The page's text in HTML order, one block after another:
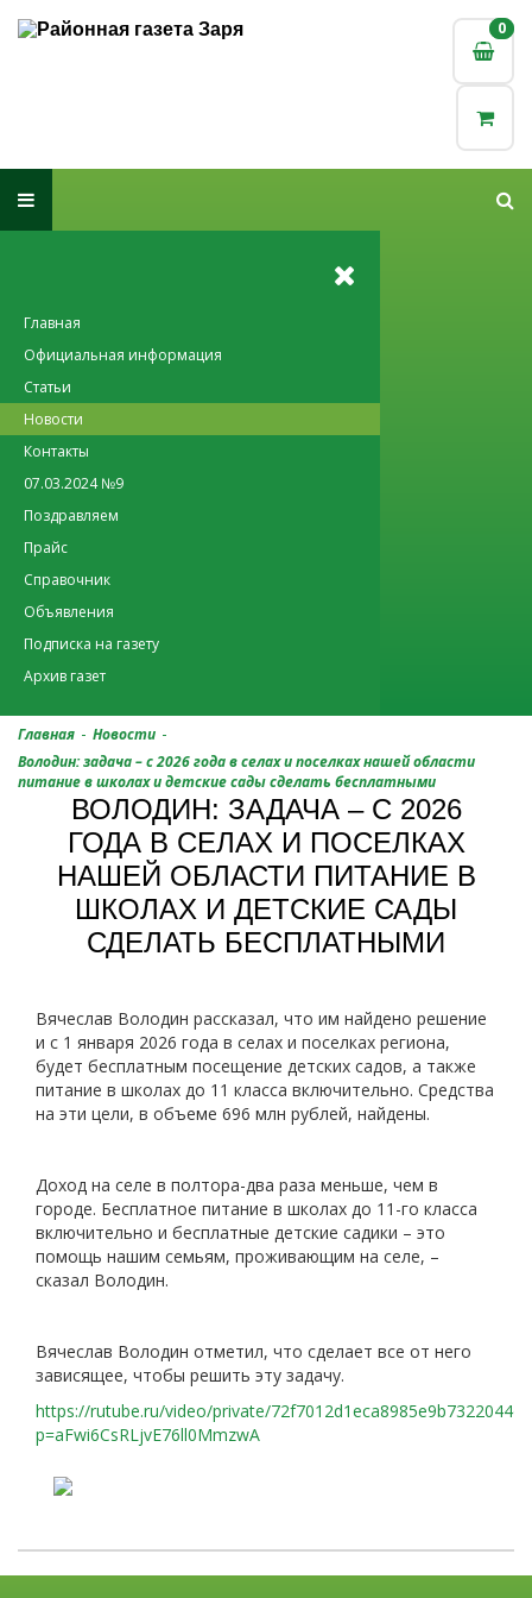
0
0
Главная
Официальная информация
Статьи
Новости
Контакты
07.03.2024 №9
Поздравляем
Прайс
Справочник
Объявления
Подписка на газету
Архив газет
Главная - Новости -
Володин: задача – с 2026 года в селах и поселках нашей области
питание в школах и детские сады сделать бесплатными
ВОЛОДИН: ЗАДАЧА – С 2026
ГОДА В СЕЛАХ И ПОСЕЛКАХ
НАШЕЙ ОБЛАСТИ ПИТАНИЕ В
ШКОЛАХ И ДЕТСКИЕ САДЫ
СДЕЛАТЬ БЕСПЛАТНЫМИ
Вячеслав Володин рассказал, что им найдено решение
и с 1 января 2026 года в селах и поселках региона,
будет бесплатным посещение детских садов, а также
питание в школах до 11 класса включительно. Средства
на эти цели, в объеме 696 млн рублей, найдены.
Доход на селе в полтора-два раза меньше, чем в
городе. Бесплатное питание в школах до 11-го класса
включительно и бесплатные детские садики – это
помощь нашим семьям, проживающим на селе, –
сказал Володин.
Вячеслав Володин отметил, что сделает все от него
зависящее, чтобы решить эту задачу.
https://rutube.ru/video/private/
p=aFwi6CsRLjvE76ll0MmzwA